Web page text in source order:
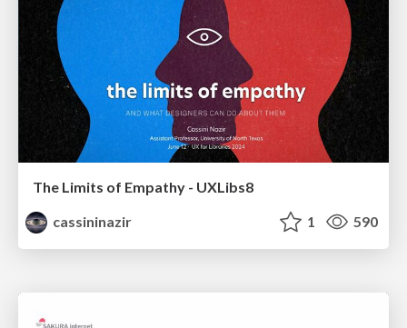
The Limits of Empathy - UXLibs8
cassininazir
1 590